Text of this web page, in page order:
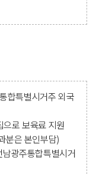
합특별시거주 외국
으로 보육료 지원
분은 본인부담)
광주통합특별시거